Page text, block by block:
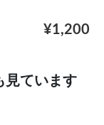
¥1,200
見ています